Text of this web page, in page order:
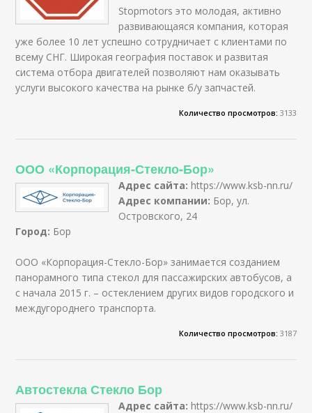
Stopmotors это молодая, активно
развивающаяся компания, которая
уже более 10 лет успешно сотрудничает с клиентами по
всему СНГ. Широкая география поставок и развитая
система отбора двигателей позволяют нам оказывать
услуги высокого качества на рынке б/у запчастей.
Количество просмотров: 3133
ООО «Корпорация-Стекло-Бор»
Адрес сайта: https://www.ksb-nn.ru/
Адрес компании: Бор, ул.
Островского, 24
Город: Бор
ООО «Корпорация-Стекло-Бор» занимается созданием
панорамного типа стекол для пассажирских автобусов, а
с начала 2015 г. – остеклением других видов городского и
междугороднего транспорта.
Количество просмотров: 3187
Автостекла Стекло Бор
Адрес сайта: https://www.ksb-nn.ru/